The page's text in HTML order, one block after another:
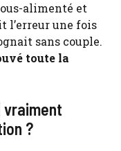
alimenté et
l’erreur une fois
sans couple.
toute la
vraiment
?